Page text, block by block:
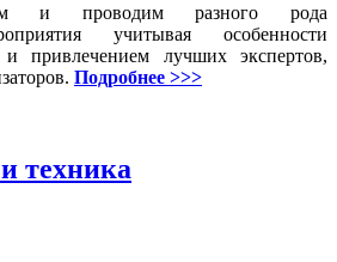
и проводим разного рода
учитывая особенности
привлечением лучших экспертов,
Подробнее >>>
техника